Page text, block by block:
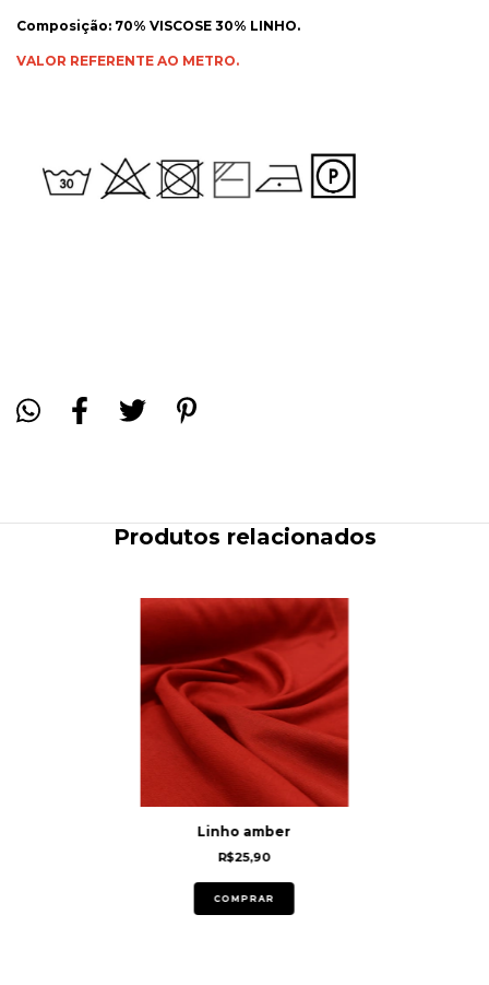
Composição: 70% VISCOSE 30% LINHO.
VALOR REFERENTE AO METRO.
Produtos relacionados
Linho amber
R$25,90
COMPRAR